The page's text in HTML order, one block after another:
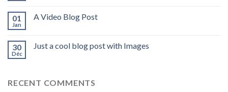
01
Jan
A Video Blog Post
30
Déc
Just a cool blog post with Images
RECENT COMMENTS